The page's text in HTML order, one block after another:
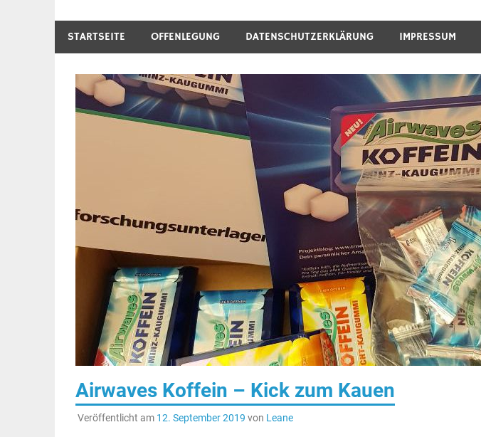
STARTSEITE OFFENLEGUNG DATENSCHUTZERKLÄRUNG IMPRESSUM
Airwaves Koffein – Kick zum Kauen
Veröffentlicht am 12. September 2019 von Leane